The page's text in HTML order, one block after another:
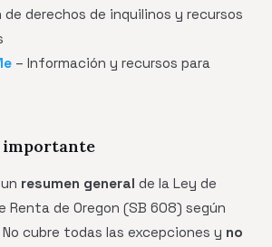
de derechos de inquilinos y recursos
– Información y recursos para
importante
resumen general de la Ley de
Renta de Oregon (SB 608) según
No cubre todas las excepciones y no